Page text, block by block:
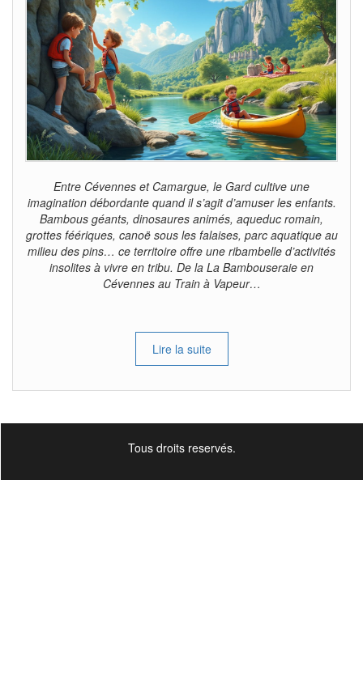
Entre Cévennes et Camargue, le Gard cultive une
imagination débordante quand il s’agit d’amuser les enfants.
Bambous géants, dinosaures animés, aqueduc romain,
grottes féériques, canoë sous les falaises, parc aquatique au
milieu des pins… ce territoire offre une ribambelle d’activités
insolites à vivre en tribu. De la La Bambouseraie en
Cévennes au Train à Vapeur…
Lire la suite
Tous droits reservés.